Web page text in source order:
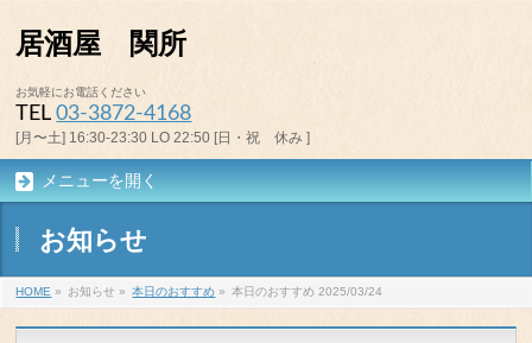
居酒屋 関所
お気軽にお電話ください
TEL03-3872-4168
[月〜土] 16:30-23:30 LO 22:50 [日・祝 休み ]
メニューを開く
お知らせ
HOME » お知らせ » 本日のおすすめ » 本日のおすすめ 2025/03/24